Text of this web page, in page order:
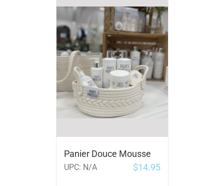
Panier Douce Mousse
UPC: N/A $14.95